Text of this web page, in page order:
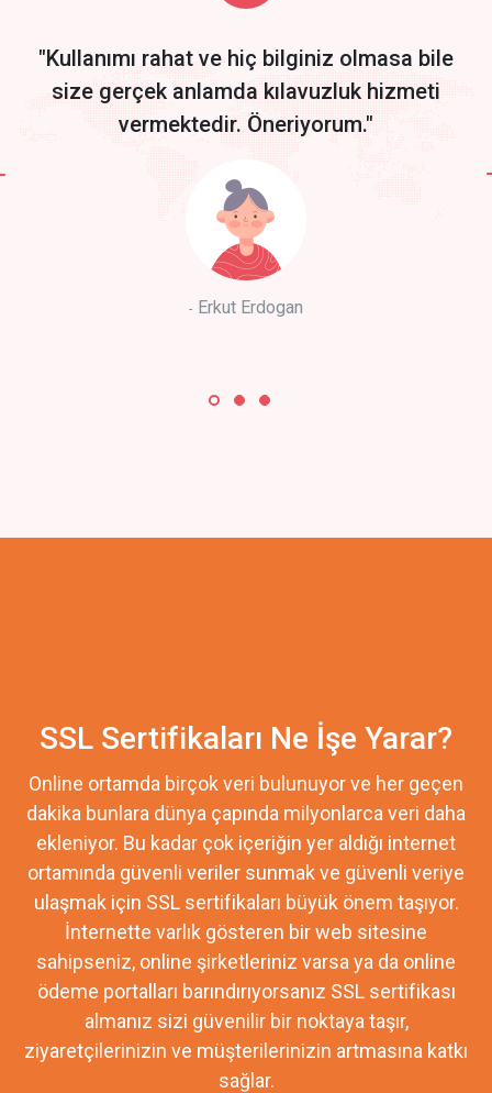
"Kullanımı rahat ve hiç bilginiz olmasa bile
size gerçek anlamda kılavuzluk hizmeti
vermektedir. Öneriyorum."
Erkut Erdogan
SSL Sertifikaları Ne İşe Yarar?
Online ortamda birçok veri bulunuyor ve her geçen
dakika bunlara dünya çapında milyonlarca veri daha
ekleniyor. Bu kadar çok içeriğin yer aldığı internet
ortamında güvenli veriler sunmak ve güvenli veriye
ulaşmak için SSL sertifikaları büyük önem taşıyor.
İnternette varlık gösteren bir web sitesine
sahipseniz, online şirketleriniz varsa ya da online
ödeme portalları barındırıyorsanız SSL sertifikası
almanız sizi güvenilir bir noktaya taşır,
ziyaretçilerinizin ve müşterilerinizin artmasına katkı
sağlar.